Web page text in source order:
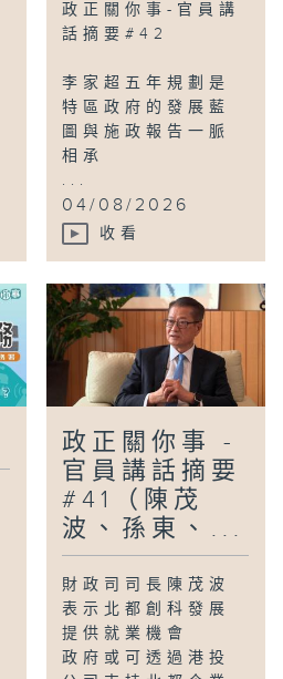
政正關你事-官員講
話摘要#42
李家超五年規劃是
特區政府的發展藍
圖與施政報告一脈
相承
...
04/08/2026
收看
政正關你事 -
官員講話摘要
#41（陳茂
波、孫東、...
財政司司長陳茂波
表示北都創科發展
提供就業機會
政府或可透過港投